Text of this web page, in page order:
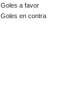
Goles a favor
Goles en contra